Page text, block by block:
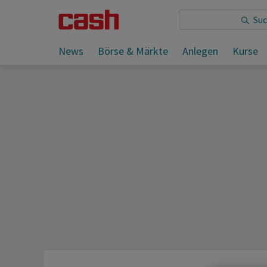
News Börse & Märkte Anlegen Kurse
Sie lesen: